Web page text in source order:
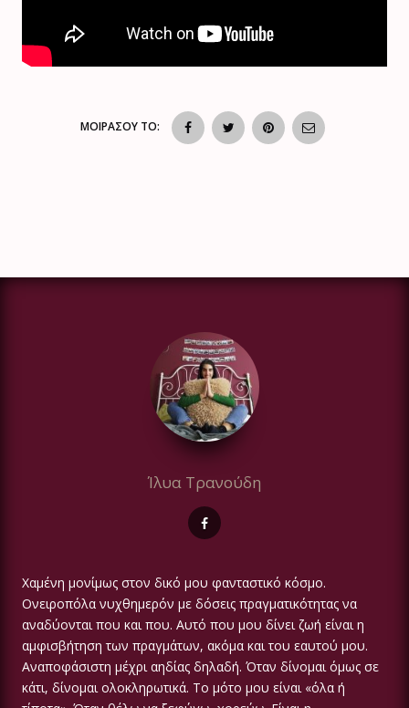
ΜΟΙΡΑΣΟΥ ΤΟ:
Ίλυα Τρανούδη
Χαμένη μονίμως στον δικό μου φανταστικό κόσμο.
Ονειροπόλα νυχθημερόν με δόσεις πραγματικότητας να
αναδύονται που και που. Αυτό που μου δίνει ζωή είναι η
αμφισβήτηση των πραγμάτων, ακόμα και του εαυτού μου.
Αναποφάσιστη μέχρι αηδίας δηλαδή. Όταν δίνομαι όμως σε
κάτι, δίνομαι ολοκληρωτικά. Το μότο μου είναι «όλα ή